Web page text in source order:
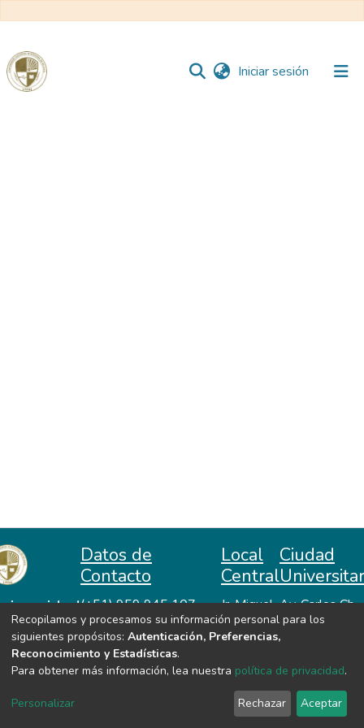
Iniciar sesión (current)
Huanta
Datos de
Contacto
(+51) 959 945 107
repositorio@unah.edu.pe
https://www.unah.edu.pe
Local
Central
Jr. Miguel
Lazón No
370
Huanta -
Ayacucho
Ciudad
Av. Carlos Ch.
Hiraoka
Huanta -
Ayacucho
VER MIS ESTADÍSTICAS
Recopilamos y procesamos su información personal para los
siguientes propósitos: Autenticación, Preferencias,
Reconocimiento y Estadísticas.
Para obtener más información, lea nuestra política de privacidad.
Personalizar Rechazar Aceptar